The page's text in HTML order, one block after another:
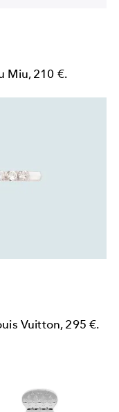
Miu, 210 €.
Vuitton, 295 €.